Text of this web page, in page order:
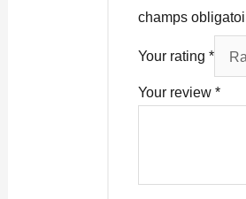
champs
Your rating*
Your review*